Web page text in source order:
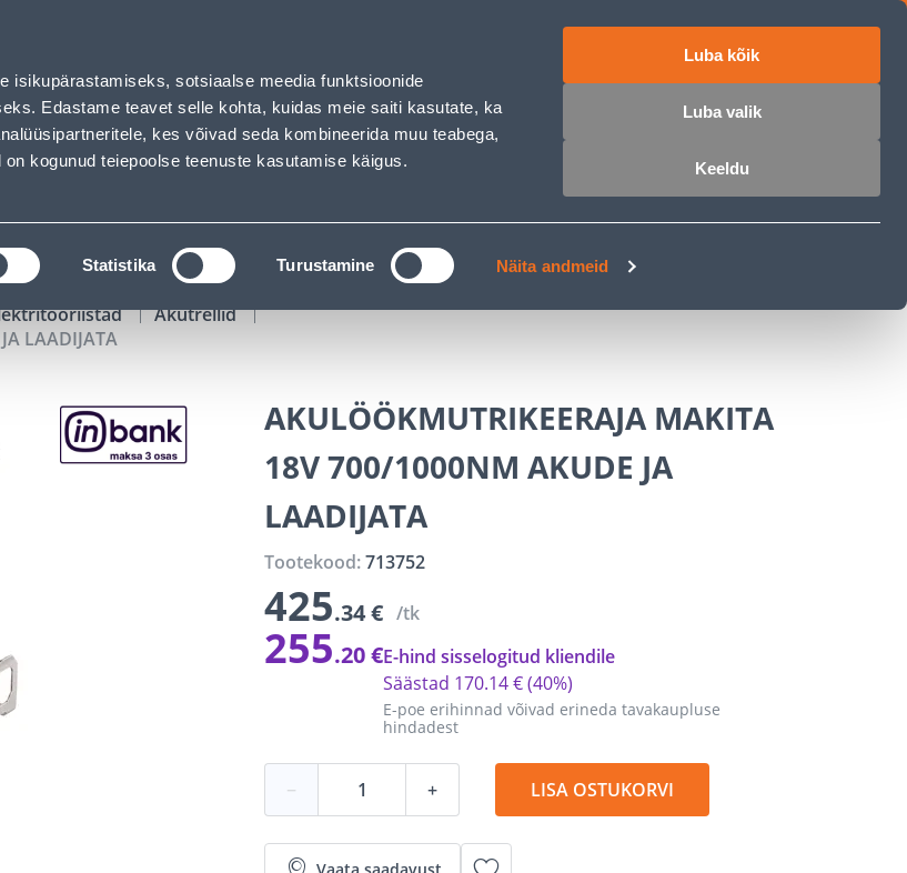
isikupärastamiseks, sotsiaalse meedia funktsioonide
Edastame teavet selle kohta, kuidas meie saiti kasutate, ka
kes võivad seda kombineerida muu teabega,
kogunud teiepoolse teenuste kasutamise käigus.
Statistika Turustamine Näita andmeid
Luba kõik
Luba valik
Keeldu
- Bauhof has loaded
Karjäärileht
OTSI Logi sisse
TÖÖRIISTALAENUTUS JÄRELMAKS
Akutrellid
LAADIJATA
AKULÖÖKMUTRIKEERAJA MAKITA
18V 700/1000NM AKUDE JA
LAADIJATA
Tootekood:713752
425.34 € /tk
255.20 €
E-poe erihinnad võivad erineda tavakaupluse
hindadest
Säästad 170.14 €(40%)
E-hind sisselogitud kliendile
− + LISA OSTUKORVI